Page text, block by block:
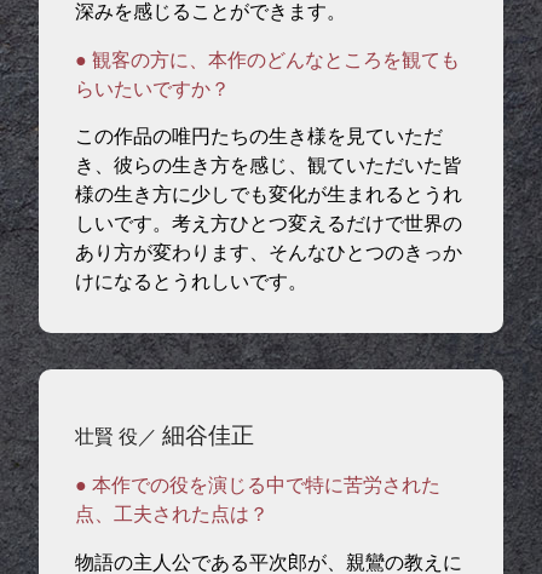
深みを感じることができます。
● 観客の方に、本作のどんなところを観ても
らいたいですか？
この作品の唯円たちの生き様を見ていただ
き、彼らの生き方を感じ、観ていただいた皆
様の生き方に少しでも変化が生まれるとうれ
しいです。考え方ひとつ変えるだけで世界の
あり方が変わります、そんなひとつのきっか
けになるとうれしいです。
壮賢 役／細谷佳正
● 本作での役を演じる中で特に苦労された
点、工夫された点は？
物語の主人公である平次郎が、親鸞の教えに